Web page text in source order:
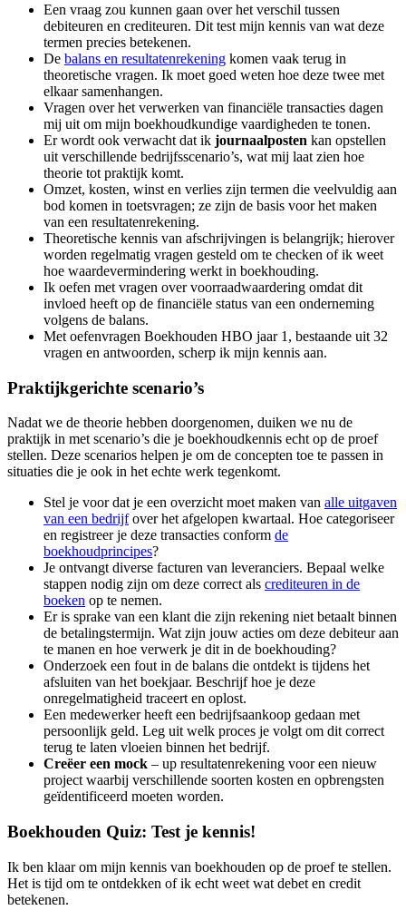
Een vraag zou kunnen gaan over het verschil tussen
debiteuren en crediteuren. Dit test mijn kennis van wat deze
termen precies betekenen.
De balans en resultatenrekening komen vaak terug in
theoretische vragen. Ik moet goed weten hoe deze twee met
elkaar samenhangen.
Vragen over het verwerken van financiële transacties dagen
mij uit om mijn boekhoudkundige vaardigheden te tonen.
Er wordt ook verwacht dat ik journaalposten kan opstellen
uit verschillende bedrijfsscenario’s, wat mij laat zien hoe
theorie tot praktijk komt.
Omzet, kosten, winst en verlies zijn termen die veelvuldig aan
bod komen in toetsvragen; ze zijn de basis voor het maken
van een resultatenrekening.
Theoretische kennis van afschrijvingen is belangrijk; hierover
worden regelmatig vragen gesteld om te checken of ik weet
hoe waardevermindering werkt in boekhouding.
Ik oefen met vragen over voorraadwaardering omdat dit
invloed heeft op de financiële status van een onderneming
volgens de balans.
Met oefenvragen Boekhouden HBO jaar 1, bestaande uit 32
vragen en antwoorden, scherp ik mijn kennis aan.
Praktijkgerichte scenario’s
Nadat we de theorie hebben doorgenomen, duiken we nu de
praktijk in met scenario’s die je boekhoudkennis echt op de proef
stellen. Deze scenarios helpen je om de concepten toe te passen in
situaties die je ook in het echte werk tegenkomt.
Stel je voor dat je een overzicht moet maken van alle uitgaven
van een bedrijfover het afgelopen kwartaal. Hoe categoriseer
en registreer je deze transacties conform de
boekhoudprincipes?
Je ontvangt diverse facturen van leveranciers. Bepaal welke
stappen nodig zijn om deze correct als crediteuren in de
boeken op te nemen.
Er is sprake van een klant die zijn rekening niet betaalt binnen
de betalingstermijn. Wat zijn jouw acties om deze debiteur aan
te manen en hoe verwerk je dit in de boekhouding?
Onderzoek een fout in de balans die ontdekt is tijdens het
afsluiten van het boekjaar. Beschrijf hoe je deze
onregelmatigheid traceert en oplost.
Een medewerker heeft een bedrijfsaankoop gedaan met
persoonlijk geld. Leg uit welk proces je volgt om dit correct
terug te laten vloeien binnen het bedrijf.
Creëer een mock – up resultatenrekening voor een nieuw
project waarbij verschillende soorten kosten en opbrengsten
geïdentificeerd moeten worden.
Boekhouden Quiz: Test je kennis!
Ik ben klaar om mijn kennis van boekhouden op de proef te stellen.
Het is tijd om te ontdekken of ik echt weet wat debet en credit
betekenen.